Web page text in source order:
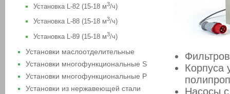
Установка L-82 (15-18 м3/ч)
Установка L-88 (15-18 м3/ч)
Установка L-89 (15-18 м3/ч)
Установки маслоотделительные
Установки многофункциональные S
Установки многофункциональные P
Установки из нержавеющей стали
Корпуса
Насосы